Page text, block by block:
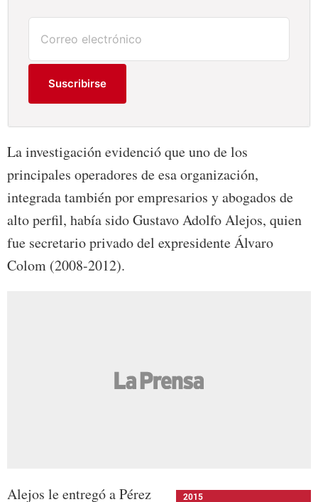
Suscribirse
La investigación evidenció que uno de los
principales operadores de esa organización,
integrada también por empresarios y abogados de
alto perfil, había sido Gustavo Adolfo Alejos, quien
fue secretario privado del expresidente Álvaro
Colom (2008-2012).
2015
Alejos le entregó a Pérez